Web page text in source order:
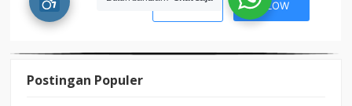
Postingan Populer